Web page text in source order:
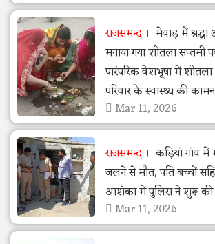
राजसमन्द
मेवाड़ में
मनाया गया शीतला सप्तमी
पारंपरिक वेशभूषा में
परिवार के स्वास्थ्य की
Mar 11, 2026
राजसमन्द
कड़ियां गांव में
जलने से मौत, पति बच्चों
आशंका में पुलिस ने शुरू की
Mar 11, 2026